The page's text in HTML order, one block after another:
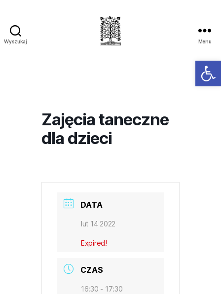
Wyszukaj Menu
Zajęcia taneczne
dla dzieci
DATA
lut 14 2022
Expired!
CZAS
16:30 - 17:30